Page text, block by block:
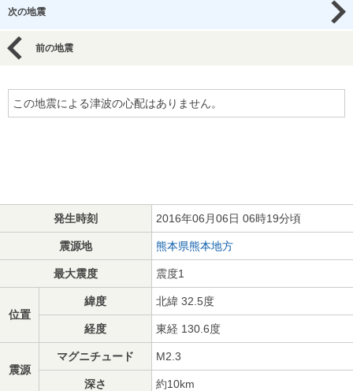
次の地震
前の地震
この地震による津波の心配はありません。
発生時刻 2016年06月06日 06時19分頃
震源地 熊本県熊本地方
最大震度 震度1
位置
緯度 北緯 32.5度
経度 東経 130.6度
震源
マグニチュード M2.3
深さ 約10km